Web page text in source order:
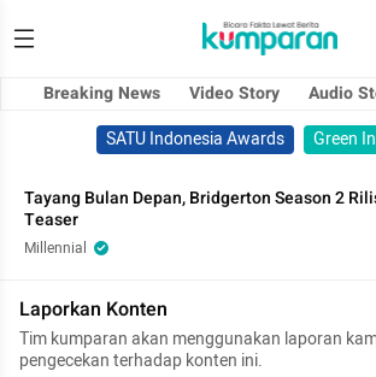
Breaking News Video Story Audio
SATU Indonesia Awards
Green
Tayang Bulan Depan, Bridgerton Season 2
Teaser
Millennial
Laporkan Konten
Tim kumparan akan menggunakan laporan
pengecekan terhadap konten ini.